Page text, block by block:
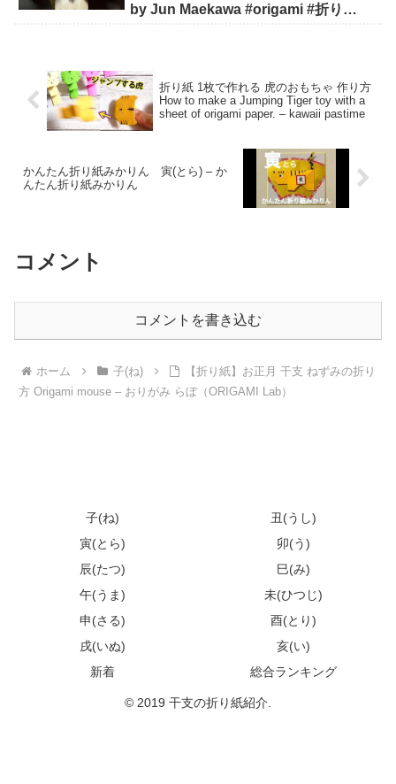
by Jun Maekawa #origami #折り紙
折り紙 1枚で作れる 虎のおもちゃ 作り方
How to make a Jumping Tiger toy with a
sheet of origami paper. – kawaii pastime
かんたん折り紙みかりん 寅(とら) – か
んたん折り紙みかりん
コメント
コメントを書き込む
ホーム 子(ね)
【折り紙】お正月 干支 ねずみの折り
方 Origami mouse – おりがみ らぼ（ORIGAMI Lab）
子(ね)
丑(うし)
寅(とら)
卯(う)
辰(たつ)
巳(み)
午(うま)
未(ひつじ)
申(さる)
酉(とり)
戌(いぬ)
亥(い)
新着
総合ランキング
© 2019 干支の折り紙紹介.